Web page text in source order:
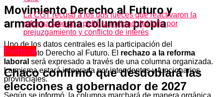
Movimiento Derecho al Futuro y
armado de una columna propia
Uno de los datos centrales es la participación del
Movimiento Derecho al Futuro. El rechazo a la reforma
laboral será expresado a través de una columna organizada.
La misma estará integrada por intendentes y funcionarios
provinciales.
La CGT recusó a los dos jueces que reactivaron la
reforma laboral y pidió la nulidad del fallo por
prejuzgamiento y conflicto de interés
Política
Chaco confirmó que desdoblará las
elecciones a gobernador de 2027